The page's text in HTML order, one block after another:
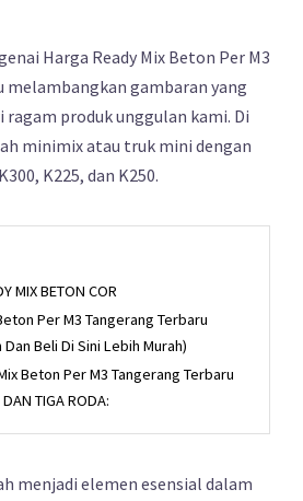
Harga Ready Mix Beton Per M3
melambangkan gambaran yang
produk unggulan kami. Di
minimix atau truk mini dengan
K225, dan K250.
MIX BETON COR
Per M3 Tangerang Terbaru
Beli Di Sini Lebih Murah)
Beton Per M3 Tangerang Terbaru
TIGA RODA:
menjadi elemen esensial dalam